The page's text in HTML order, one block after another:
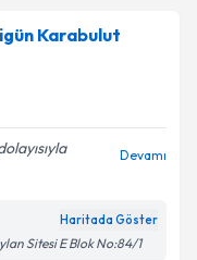
randevu takvimi
randevu almanız
ile
ilişkinAydınlatma
Karabulut
Devamı
Haritada Göster
Sitesi E Blok No:84/1